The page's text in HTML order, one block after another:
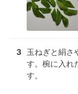
3 玉ねぎと絹さ
す。椀に入れ
す。